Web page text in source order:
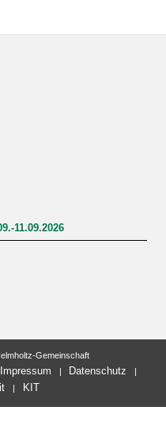
11.09.2026
Profil
Gemeinschaft
Impressum
Datenschutz
KIT